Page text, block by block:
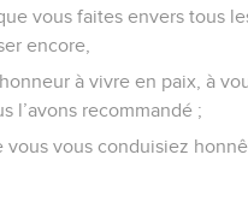
vous faites envers tous
encore,
à vivre en paix, à
l’avons recommandé ;
vous vous conduisiez